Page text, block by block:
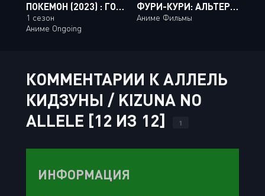
ПОКЕМОН (2023) : ГОРИЗОНТЫ
1 сезон
Аниме Ongoing
ФУРИ-КУРИ: АЛЬТЕРНАТИВА / FLCL ALTERNATIVE [MOVIE]
Аниме Фильмы
КОММЕНТАРИИ К АЛЛЕЛЬ
КИДЗУНЫ / KIZUNA NO
ALLELE [12 ИЗ 12]
1
ИНФОРМАЦИЯ